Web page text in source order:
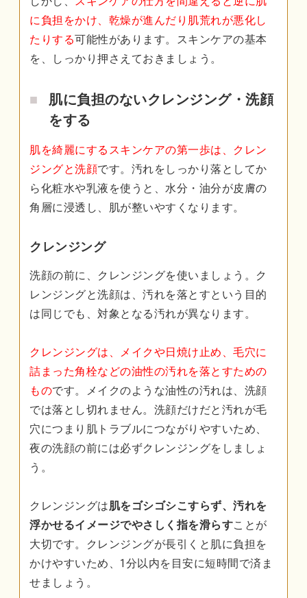
に負担をかけ、乾燥が進んだり肌荒れが悪化し
たりする可能性があります。スキンケアの基本
を、しっかり押さえておきましょう。
肌に負担のないクレンジング・洗顔
をする
肌を綺麗にするスキンケアの第一歩は、クレン
ジングと洗顔です。汚れをしっかり落としてか
ら化粧水や乳液を使うと、水分・油分が皮膚の
角層に浸透し、肌が整いやすくなります。
クレンジング
洗顔の前に、クレンジングを使いましょう。ク
レンジングと洗顔は、汚れを落とすという目的
は同じでも、対象となる汚れが異なります。
クレンジングは、メイクや日焼け止め、毛穴に
詰まった角栓などの油性の汚れを落とすための
ものです。メイクのような油性の汚れは、洗顔
では落とし切れません。洗顔だけだと汚れが毛
穴につまり肌トラブルにつながりやすいため、
夜の洗顔の前には必ずクレンジングをしましょ
う。
クレンジングは肌をゴシゴシこすらず、汚れを
浮かせるイメージでやさしく指を滑らすことが
大切です。クレンジングが長引くと肌に負担を
かけやすいため、1分以内を目安に短時間で済ま
せましょう。